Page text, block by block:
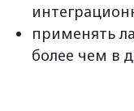
применять
более чем в